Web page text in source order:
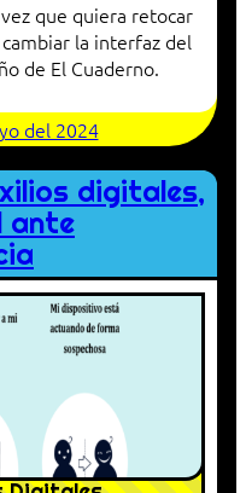
que quiera retocar
la interfaz del
de El Cuaderno.
del 2024
digitales,
ante